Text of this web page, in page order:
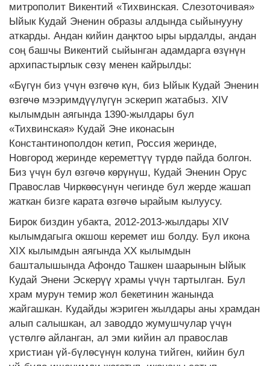
митрополит Викентий «Тихвинская. Слезоточивая»
Ыйык Кудай Эненин образы алдында сыйынууну
аткарды. Андан кийин даңктоо ыры ырдалды, андан
соң башчы Викентий сыйынган адамдарга өзүнүн
архипастырлык сөзү менен кайрылды:
«Бүгүн биз үчүн өзгөчө күн, биз Ыйык Кудай Эненин
өзгөчө мээримдүүлүгүн эскерип жатабыз. XIV
кылымдын аягында 1390-жылдары бул
«Тихвинская» Кудай Эне иконасын
Константинополдон кетип, Россия жеринде,
Новгород жеринде кереметтүү түрдө пайда болгон.
Биз үчүн бул өзгөчө көрүнүш, Кудай Эненин Орус
Православ Чиркөөсүнүн чегинде бул жерде жашап
жаткан бизге карата өзгөчө ырайым кылуусу.
Бирок биздин убакта, 2012-2013-жылдары XIV
кылымдагыга окшош керемет иш болду. Бул икона
XIX кылымдын аягында ХХ кылымдын
башталышында Афондо Ташкен шаарынын Ыйык
Кудай Энени Эскерүү храмы үчүн тартылган. Бул
храм мурун темир жол бекетинин жанында
жайгашкан. Кудайды жэриген жылдары аны храмдан
алып салышкан, ал заводдо жумушчулар үчүн
үстөлгө айланган, ал эми кийин ал православ
христиан үй-бүлөсүнүн колуна тийген, кийин бул